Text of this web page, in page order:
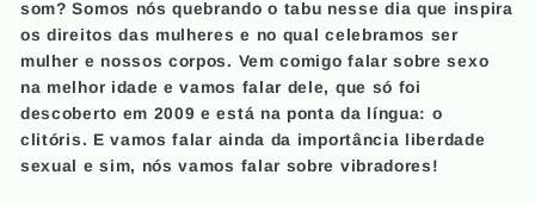
som? Somos nós quebrando o tabu nesse dia que inspira
os direitos das mulheres e no qual celebramos ser
mulher e nossos corpos. Vem comigo falar sobre sexo
na melhor idade e vamos falar dele, que só foi
descoberto em 2009 e está na ponta da língua: o
clitóris. E vamos falar ainda da importância liberdade
sexual e sim, nós vamos falar sobre vibradores!